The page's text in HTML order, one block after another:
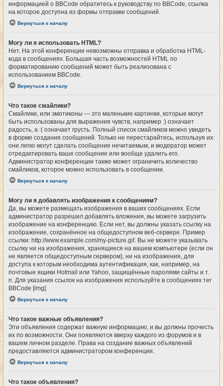
информацией о BBCode обратитесь к руководству по BBCode, ссылка
на которое доступна из формы отправки сообщений.
Вернуться к началу
Могу ли я использовать HTML?
Нет. На этой конференции невозможны отправка и обработка HTML-
кода в сообщениях. Большая часть возможностей HTML по
форматированию сообщений может быть реализована с
использованием BBCode.
Вернуться к началу
Что такое смайлики?
Смайлики, или эмотиконы — это маленькие картинки, которые могут
быть использованы для выражения чувств, например :) означает
радость, а :( означает грусть. Полный список смайликов можно увидеть
в форме создания сообщений. Только не перестарайтесь, используя их:
они легко могут сделать сообщение нечитаемым, и модератор может
отредактировать ваше сообщение или вообще удалить его.
Администратор конференции также может ограничить количество
смайликов, которое можно использовать в сообщении.
Вернуться к началу
Могу ли я добавлять изображения к сообщениям?
Да, вы можете размещать изображения в ваших сообщениях. Если
администратор разрешил добавлять вложения, вы можете загрузить
изображение на конференцию. Если нет, вы должны указать ссылку на
изображение, сохранённое на общедоступном веб-сервере. Пример
ссылки: http://www.example.com/my-picture.gif. Вы не можете указывать
ссылку ни на изображения, хранящиеся на вашем компьютере (если он
не является общедоступным сервером), ни на изображения, для
доступа к которым необходима аутентификация, как, например, на
почтовые ящики Hotmail или Yahoo, защищённые паролями сайты и т.
п. Для указания ссылок на изображения используйте в сообщениях тег
BBCode [img].
Вернуться к началу
Что такое важные объявления?
Эти объявления содержат важную информацию, и вы должны прочесть
их по возможности. Они появляются вверху каждого из форумов и в
вашем личном разделе. Права на создание важных объявлений
предоставляются администратором конференции.
Вернуться к началу
Что такое объявления?